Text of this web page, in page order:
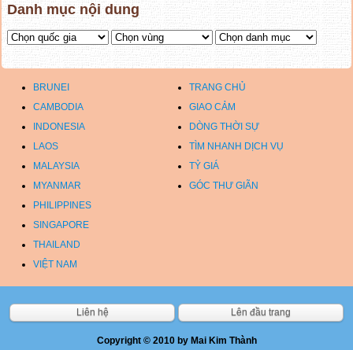
Danh mục nội dung
BRUNEI
TRANG CHỦ
CAMBODIA
GIAO CẢM
INDONESIA
DÒNG THỜI SỰ
LAOS
TÌM NHANH DỊCH VỤ
MALAYSIA
TỶ GIÁ
MYANMAR
GÓC THƯ GIÃN
PHILIPPINES
SINGAPORE
THAILAND
VIỆT NAM
Liên hệ Lên đầu trang
Copyright © 2010 by Mai Kim Thành